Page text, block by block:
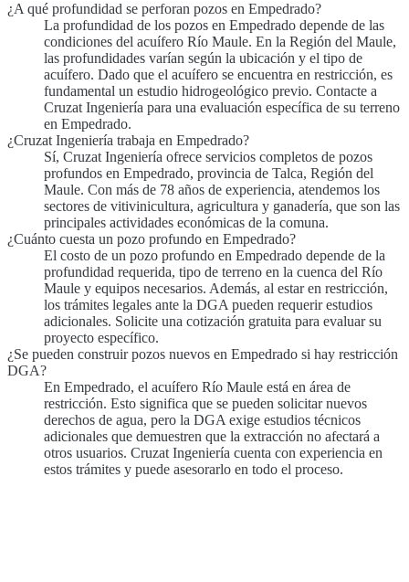
¿A qué profundidad se perforan pozos en Empedrado?
La profundidad de los pozos en Empedrado depende de las
condiciones del acuífero Río Maule. En la Región del Maule,
las profundidades varían según la ubicación y el tipo de
acuífero. Dado que el acuífero se encuentra en restricción, es
fundamental un estudio hidrogeológico previo. Contacte a
Cruzat Ingeniería para una evaluación específica de su terreno
en Empedrado.
¿Cruzat Ingeniería trabaja en Empedrado?
Sí, Cruzat Ingeniería ofrece servicios completos de pozos
profundos en Empedrado, provincia de Talca, Región del
Maule. Con más de 78 años de experiencia, atendemos los
sectores de vitivinicultura, agricultura y ganadería, que son las
principales actividades económicas de la comuna.
¿Cuánto cuesta un pozo profundo en Empedrado?
El costo de un pozo profundo en Empedrado depende de la
profundidad requerida, tipo de terreno en la cuenca del Río
Maule y equipos necesarios. Además, al estar en restricción,
los trámites legales ante la DGA pueden requerir estudios
adicionales. Solicite una cotización gratuita para evaluar su
proyecto específico.
¿Se pueden construir pozos nuevos en Empedrado si hay restricción
DGA?
En Empedrado, el acuífero Río Maule está en área de
restricción. Esto significa que se pueden solicitar nuevos
derechos de agua, pero la DGA exige estudios técnicos
adicionales que demuestren que la extracción no afectará a
otros usuarios. Cruzat Ingeniería cuenta con experiencia en
estos trámites y puede asesorarlo en todo el proceso.